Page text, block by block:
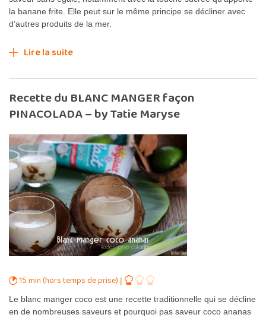
la banane frite. Elle peut sur le même principe se décliner avec
d’autres produits de la mer.
Lire la suite
Recette du BLANC MANGER façon
PINACOLADA – by Tatie Maryse
15 min (hors temps de prise)
Le blanc manger coco est une recette traditionnelle qui se décline
en de nombreuses saveurs et pourquoi pas saveur coco ananas